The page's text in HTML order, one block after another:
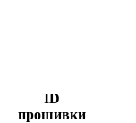
ID
прошивки